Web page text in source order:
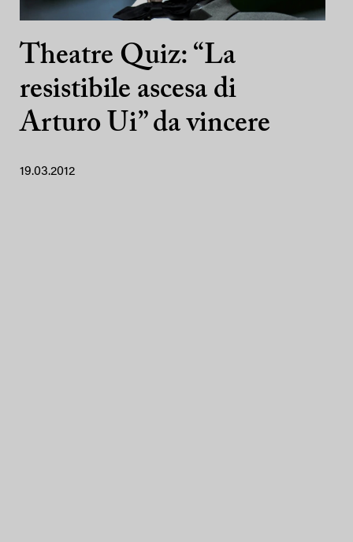
Theatre Quiz: “La
resistibile ascesa di
Arturo Ui” da vincere
19.03.2012